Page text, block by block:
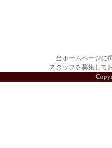
当ホームページに
スタッフを募集して